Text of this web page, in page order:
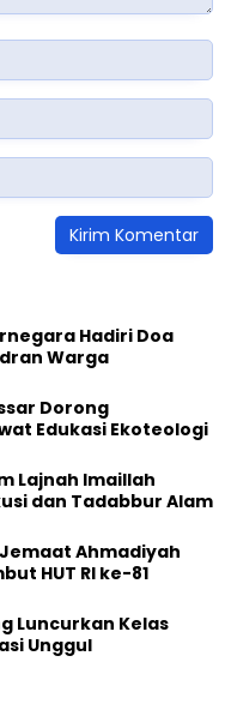
Hadiri Doa
Warga
Dorong
Kesadaran Lingkungan Lewat Edukasi Ekoteologi
Lajnah Imaillah
Gelar Diskusi dan Tadabbur Alam
Ahmadiyah
HUT RI ke-81
Luncurkan Kelas
Unggul